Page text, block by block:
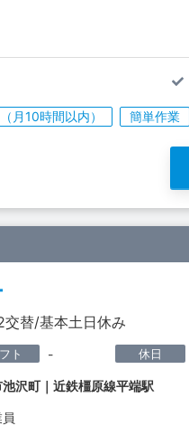
月10時間以内） 簡単作業
交替/基本土日休み
ト - 休日
沢町｜近鉄橿原線平端駅